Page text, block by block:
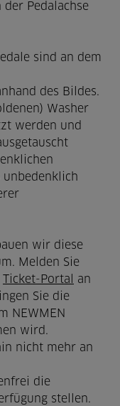
Pedalachse
sind an dem
des Bildes.
Washer
werden und
unbedenklich
wir diese
Melden Sie
Ticket-Portal
an
Sie die
NEWMEN
wird.
nicht mehr an
die
stellen.